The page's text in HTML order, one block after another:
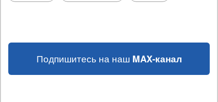
Подпишитесь на наш MAX-канал